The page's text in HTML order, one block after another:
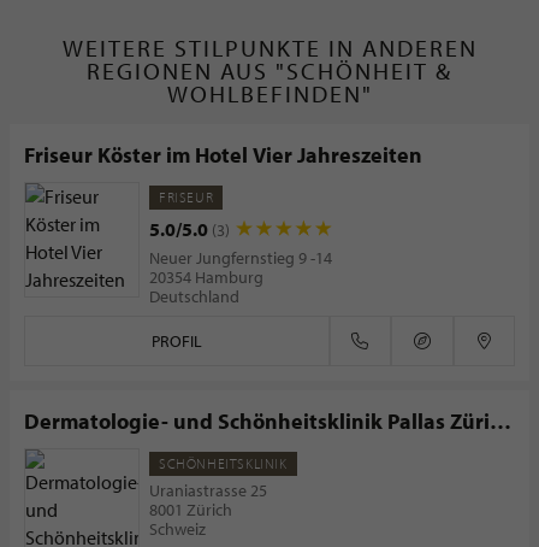
WEITERE STILPUNKTE IN ANDEREN
REGIONEN AUS "SCHÖNHEIT &
WOHLBEFINDEN"
Friseur Köster im Hotel Vier Jahreszeiten
FRISEUR
5.0/5.0 (3)
Neuer Jungfernstieg 9 -14
20354 Hamburg
Deutschland
PROFIL
Dermatologie- und Schönheitsklinik Pallas Zürich
Jelmoli
SCHÖNHEITSKLINIK
Uraniastrasse 25
8001 Zürich
Schweiz